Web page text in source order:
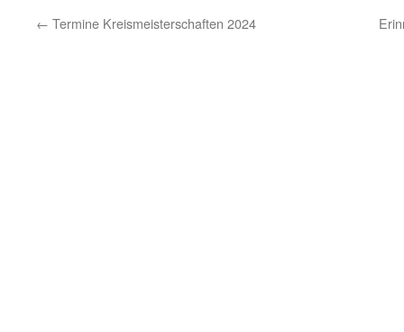
← Termine Kreismeisterschaften 2024